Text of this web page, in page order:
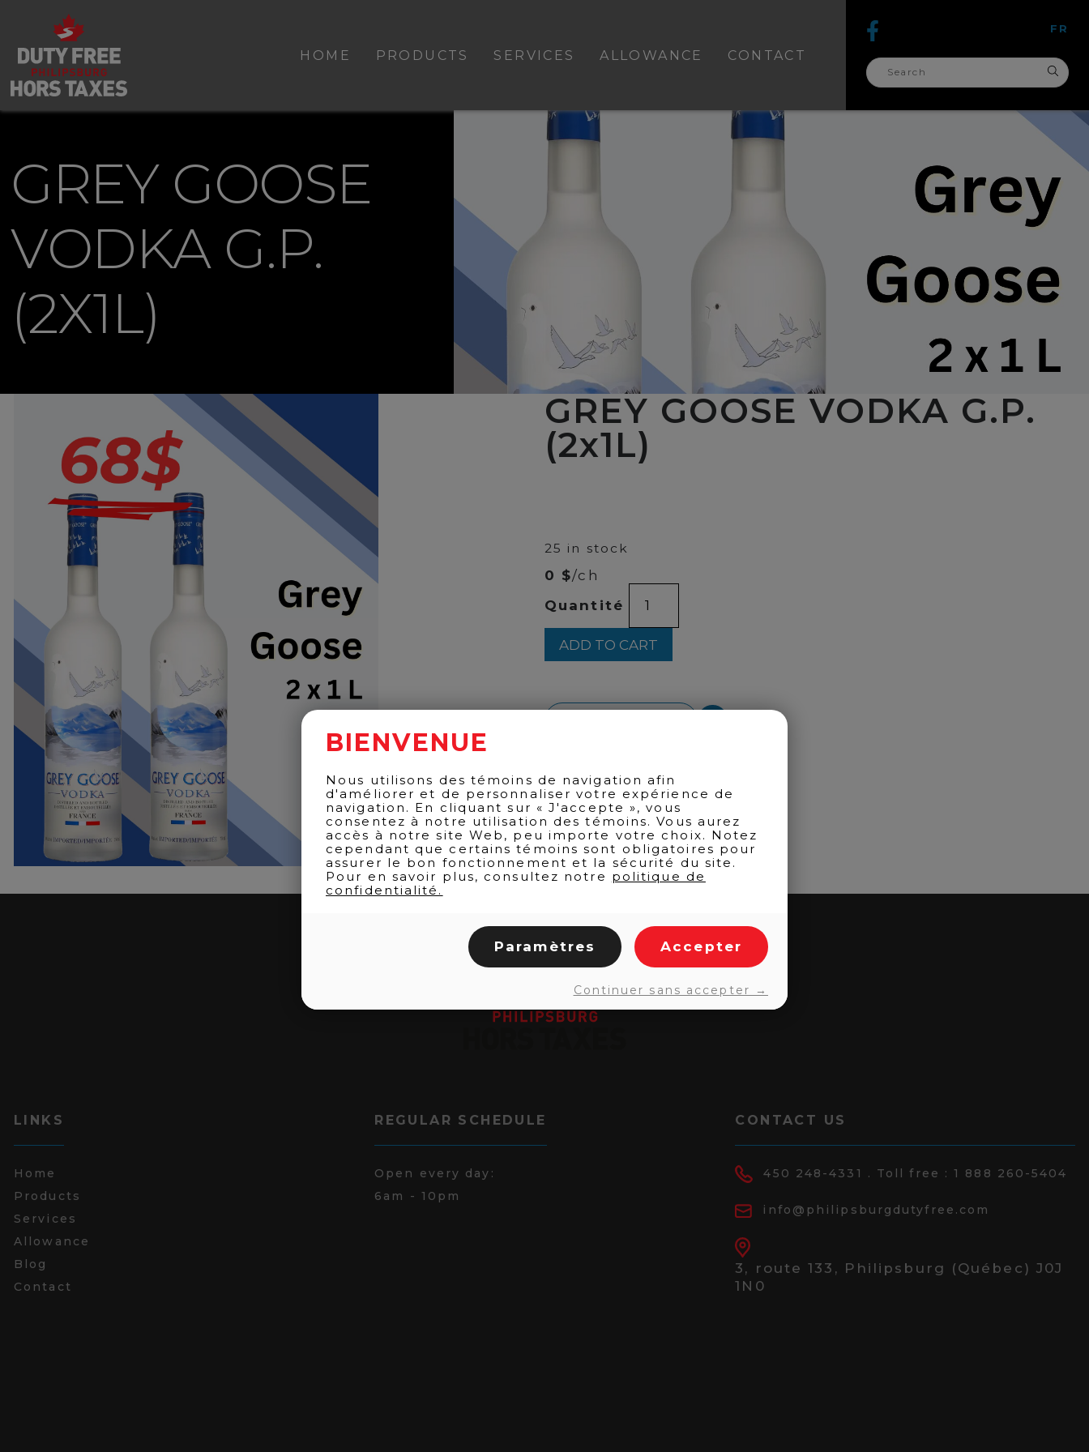
HOME PRODUCTS SERVICES ALLOWANCE CONTACT
FR
search
for:
GREY GOOSE
VODKA G.P.
(2X1L)
GREY GOOSE VODKA G.P.
(2x1L)
25 in stock
0 $/ch
Quantité
GOOSE
G.P.
(2x1L)
ADD TO CART
LINKS
Home
Products
Services
Allowance
Blog
Contact
REGULAR SCHEDULE
Open every day:
6am - 10pm
CONTACT US
450 248-4331 . Toll free :1 888 260-5404
info@philipsburgdutyfree.com
3, route 133, Philipsburg (Québec) J0J
1N0
BIENVENUE
Nous utilisons des témoins de navigation afin
d'améliorer et de personnaliser votre expérience de
navigation. En cliquant sur « J'accepte », vous
consentez à notre utilisation des témoins. Vous aurez
accès à notre site Web, peu importe votre choix. Notez
cependant que certains témoins sont obligatoires pour
assurer le bon fonctionnement et la sécurité du site.
Pour en savoir plus, consultez notre politique de
confidentialité.
Paramètres Accepter
Continuer sans accepter →